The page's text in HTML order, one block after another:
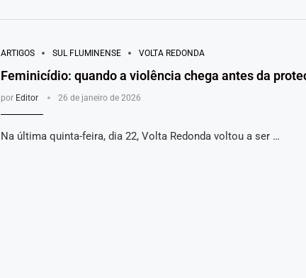
ARTIGOS SUL FLUMINENSE VOLTA REDONDA
Feminicídio: quando a violência chega antes da
por Editor 26 de janeiro de 2026
Na última quinta-feira, dia 22, Volta Redonda voltou a ser …